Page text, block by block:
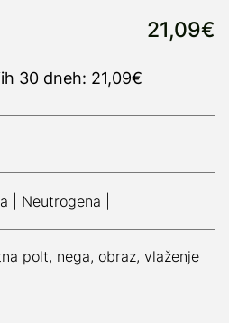
21,09€
30 dneh: 21,09€
Neutrogena
polt, nega, obraz, vlaženje